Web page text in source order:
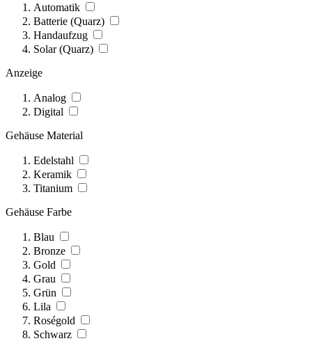
Automatik
Batterie (Quarz)
Handaufzug
Solar (Quarz)
Anzeige
Analog
Digital
Gehäuse Material
Edelstahl
Keramik
Titanium
Gehäuse Farbe
Blau
Bronze
Gold
Grau
Grün
Lila
Roségold
Schwarz